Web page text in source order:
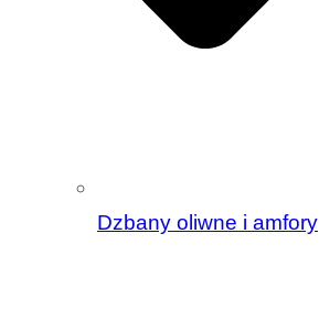
Dzbany oliwne i amfory